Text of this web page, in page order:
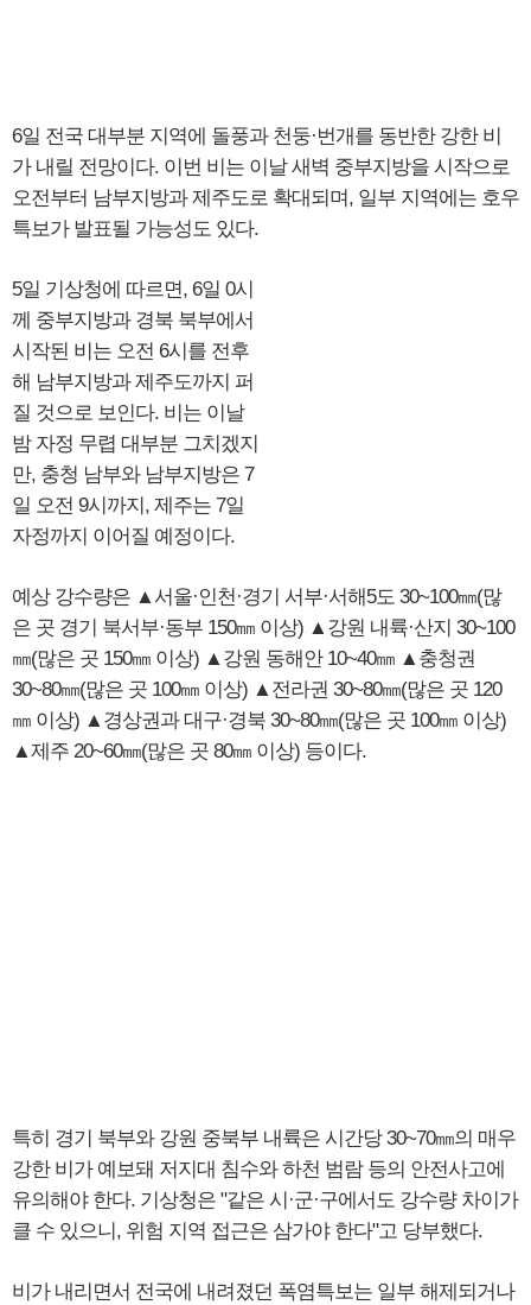
6일 전국 대부분 지역에 돌풍과 천둥·번개를 동반한 강한 비
가 내릴 전망이다. 이번 비는 이날 새벽 중부지방을 시작으로
오전부터 남부지방과 제주도로 확대되며, 일부 지역에는 호우
특보가 발표될 가능성도 있다.
5일 기상청에 따르면, 6일 0시
께 중부지방과 경북 북부에서
시작된 비는 오전 6시를 전후
해 남부지방과 제주도까지 퍼
질 것으로 보인다. 비는 이날
밤 자정 무렵 대부분 그치겠지
만, 충청 남부와 남부지방은 7
일 오전 9시까지, 제주는 7일
자정까지 이어질 예정이다.
예상 강수량은 ▲서울·인천·경기 서부·서해5도 30~100㎜(많
은 곳 경기 북서부·동부 150㎜ 이상) ▲강원 내륙·산지 30~100
㎜(많은 곳 150㎜ 이상) ▲강원 동해안 10~40㎜ ▲충청권
30~80㎜(많은 곳 100㎜ 이상) ▲전라권 30~80㎜(많은 곳 120
㎜ 이상) ▲경상권과 대구·경북 30~80㎜(많은 곳 100㎜ 이상)
▲제주 20~60㎜(많은 곳 80㎜ 이상) 등이다.
특히 경기 북부와 강원 중북부 내륙은 시간당 30~70㎜의 매우
강한 비가 예보돼 저지대 침수와 하천 범람 등의 안전사고에
유의해야 한다. 기상청은 "같은 시·군·구에서도 강수량 차이가
클 수 있으니, 위험 지역 접근은 삼가야 한다"고 당부했다.
비가 내리면서 전국에 내려졌던 폭염특보는 일부 해제되거나